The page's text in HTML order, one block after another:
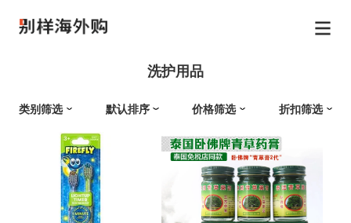
洗护用品
类别筛选 默认排序 价格筛选 折扣筛选